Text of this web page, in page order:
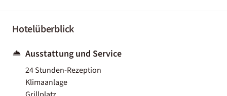
Hotelüberblick
Ausstattung und Service
24 Stunden-Rezeption
Klimaanlage